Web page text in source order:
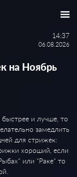
14:37
06.08.2026
на Ноябрь
и лучше, то
замедлить
для стрижек:
хороший, если
или "Раке" то